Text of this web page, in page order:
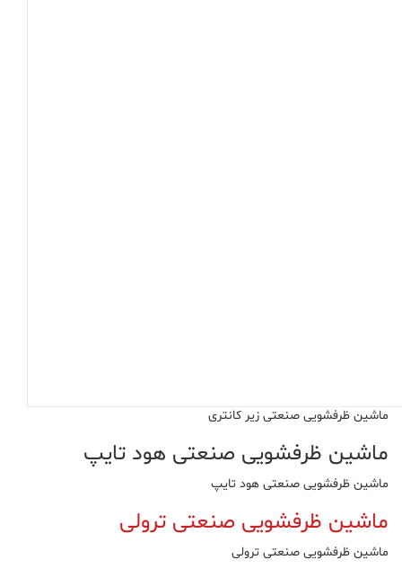
ماشین ظرفشویی صنعتی زیر کانتری
ماشین ظرفشویی صنعتی هود تایپ
ماشین ظرفشویی صنعتی هود تایپ
ماشین ظرفشویی صنعتی ترولی
ماشین ظرفشویی صنعتی ترولی